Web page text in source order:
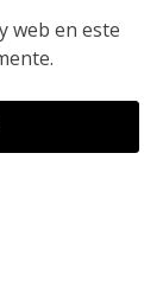
web en este